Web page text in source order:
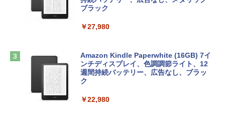
ン 15-fd 15.6インチ 16GBメモリ 512GB
SSD インテル Core 5
￥129,800
￥3,200
インゲームコード】 ロブロックス |オン
ラインコード版
￥1,600
非エンジニア 初心者 素人 でも安心 使い
めのAIコーディング入門シリーズ
￥99
AIイラスト表現辞典: 思い通りの絵を引き
ブラック
￥27,980
Amazon Kindle Paperwhite (16GB) 7イ
ンチディスプレイ、色調調節ライト、12
週間持続バッテリー、広告なし、ブラッ
ク
￥22,980